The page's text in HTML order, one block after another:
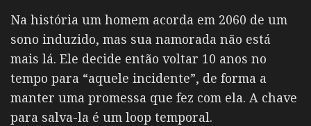
Na história um homem acorda em 2060 de um
sono induzido, mas sua namorada não está
mais lá. Ele decide então voltar 10 anos no
tempo para “aquele incidente”, de forma a
manter uma promessa que fez com ela. A chave
para salva-la é um loop temporal.